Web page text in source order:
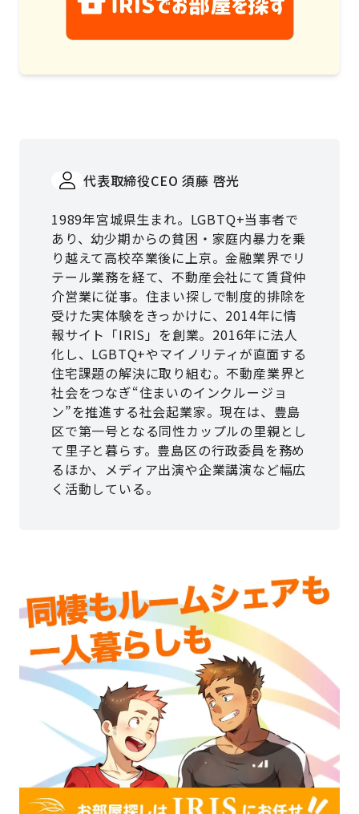
代表取締役CEO 須藤 啓光
1989年宮城県生まれ。LGBTQ+当事者で
あり、幼少期からの貧困・家庭内暴力を乗
り越えて高校卒業後に上京。金融業界でリ
テール業務を経て、不動産会社にて賃貸仲
介営業に従事。住まい探しで制度的排除を
受けた実体験をきっかけに、2014年に情
報サイト「IRIS」を創業。2016年に法人
化し、LGBTQ+やマイノリティが直面する
住宅課題の解決に取り組む。不動産業界と
社会をつなぎ“住まいのインクルージョ
ン”を推進する社会起業家。現在は、豊島
区で第一号となる同性カップルの里親とし
て里子と暮らす。豊島区の行政委員を務め
るほか、メディア出演や企業講演など幅広
く活動している。